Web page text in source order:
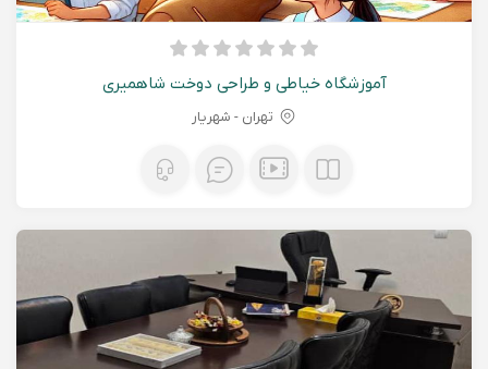
آموزشگاه خیاطی و طراحی دوخت شاهمیری
تهران - شهريار